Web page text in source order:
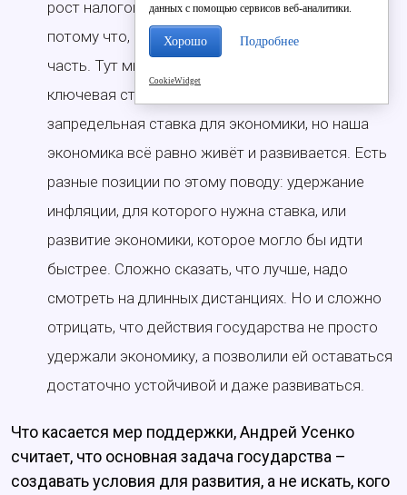
рост налогов на бизнесе сказывается тяжело,
потому что, кроме прочего, растёт и расходная
часть. Тут мы подходим к важному фактору –
ключевая ставка. 21% – это практически
запредельная ставка для экономики, но наша
экономика всё равно живёт и развивается. Есть
разные позиции по этому поводу: удержание
инфляции, для которого нужна ставка, или
развитие экономики, которое могло бы идти
быстрее. Сложно сказать, что лучше, надо
смотреть на длинных дистанциях. Но и сложно
отрицать, что действия государства не просто
удержали экономику, а позволили ей оставаться
достаточно устойчивой и даже развиваться.
Что касается мер поддержки, Андрей Усенко
считает, что основная задача государства –
создавать условия для развития, а не искать, кого
данных с помощью сервисов веб-аналитики.
Хорошо Подробнее
CookieWidget